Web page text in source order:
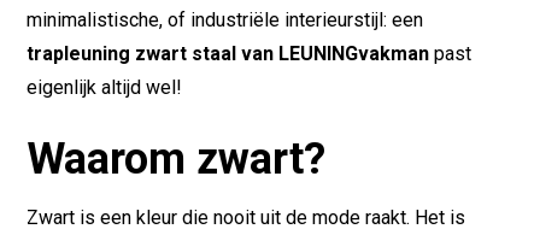
minimalistische, of industriële interieurstijl: een
trapleuning zwart staal van LEUNINGvakman past
eigenlijk altijd wel!
Waarom zwart?
Zwart is een kleur die nooit uit de mode raakt. Het is